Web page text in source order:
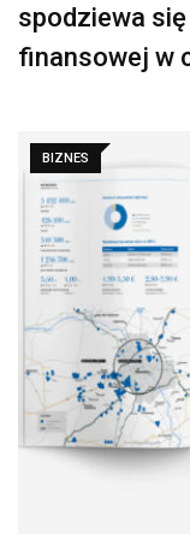
spodziewa
finansowej w
BIZNES